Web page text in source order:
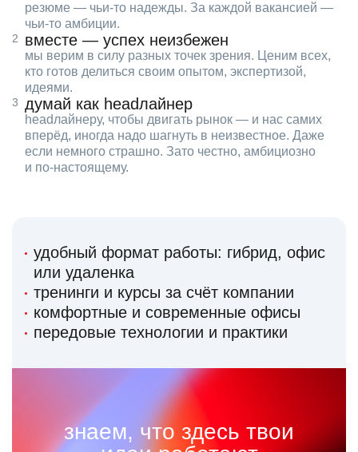
резюме — чьи‑то надежды. За каждой вакансией —
чьи‑то амбиции.
вместе — успех неизбежен
мы верим в силу разных точек зрения. Ценим всех,
кто готов делиться своим опытом, экспертизой,
идеями.
думай как headлайнер
headлайнеру, чтобы двигать рынок — и нас самих
вперёд, иногда надо шагнуть в неизвестное. Даже
если немного страшно. Зато честно, амбициозно
и по‑настоящему.
удобный формат работы: гибрид, офис
или удаленка
тренинги и курсы за счёт компании
комфортные и современные офисы
передовые технологии и практики
знаем, что здесь твои